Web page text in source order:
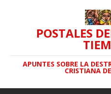
POSTALES
APUNTES SOBRE LA
CRISTIANA